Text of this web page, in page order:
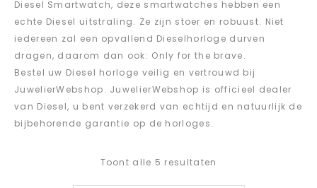
Diesel Smartwatch, deze smartwatches hebben een
echte Diesel uitstraling. Ze zijn stoer en robuust. Niet
iedereen zal een opvallend Dieselhorloge durven
dragen, daarom dan ook: Only for the brave.
Bestel uw Diesel horloge veilig en vertrouwd bij
JuwelierWebshop. JuwelierWebshop is officieel dealer
van Diesel, u bent verzekerd van echtijd en natuurlijk de
bijbehorende garantie op de horloges.
Toont alle 5 resultaten